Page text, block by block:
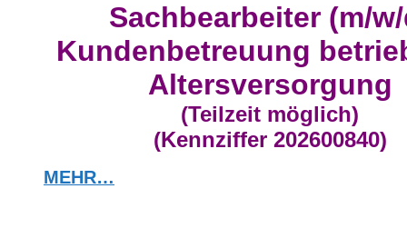
Sachbearbeiter (m/
Kundenbetreuung
Altersversorgung
(Teilzeit möglich)
(Kennziffer 202600840)
MEHR…